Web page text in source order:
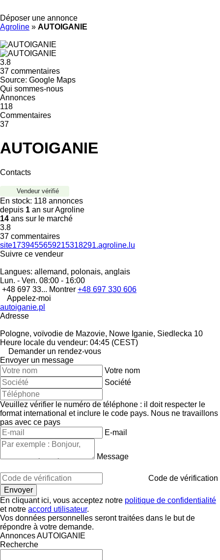
Déposer une annonce
Agroline » AUTOIGANIE
3.8
37 commentaires
Source: Google Maps
Qui sommes-nous
Annonces
118
Commentaires
37
AUTOIGANIE
Contacts
Vendeur vérifié
En stock: 118 annonces
depuis 1 an sur Agroline
14 ans sur le marché
3.8
37 commentaires
site1739455659215318291.agroline.lu
Suivre ce vendeur
Langues: allemand, polonais, anglais
Lun. - Ven. 08:00 - 16:00
+48 697 33... Montrer +48 697 330 606
Appelez-moi
autoiganie.pl
Adresse
Pologne, voïvodie de Mazovie, Nowe Iganie, Siedlecka 10
Heure locale du vendeur: 04:45 (CEST)
Demander un rendez-vous
Envoyer un message
Votre nom
Société
Veuillez vérifier le numéro de téléphone : il doit respecter le
format international et inclure le code pays. Nous ne travaillons
pas avec ce pays
E-mail
Message
Code de vérification
En cliquant ici, vous acceptez notre politique de confidentialité
et notre accord utilisateur.
Vos données personnelles seront traitées dans le but de
répondre à votre demande.
Annonces AUTOIGANIE
Recherche